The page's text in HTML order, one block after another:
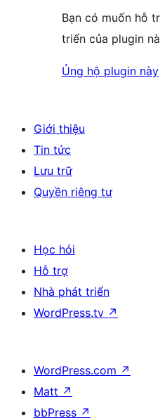
Bạn có muốn hỗ
triển của plugin
Ủng hộ plugin này
Giới thiệu
Tin tức
Lưu trữ
Quyền riêng tư
Học hỏi
Hỗ trợ
Nhà phát triển
WordPress.tv ↗
WordPress.com ↗
Matt ↗
bbPress ↗